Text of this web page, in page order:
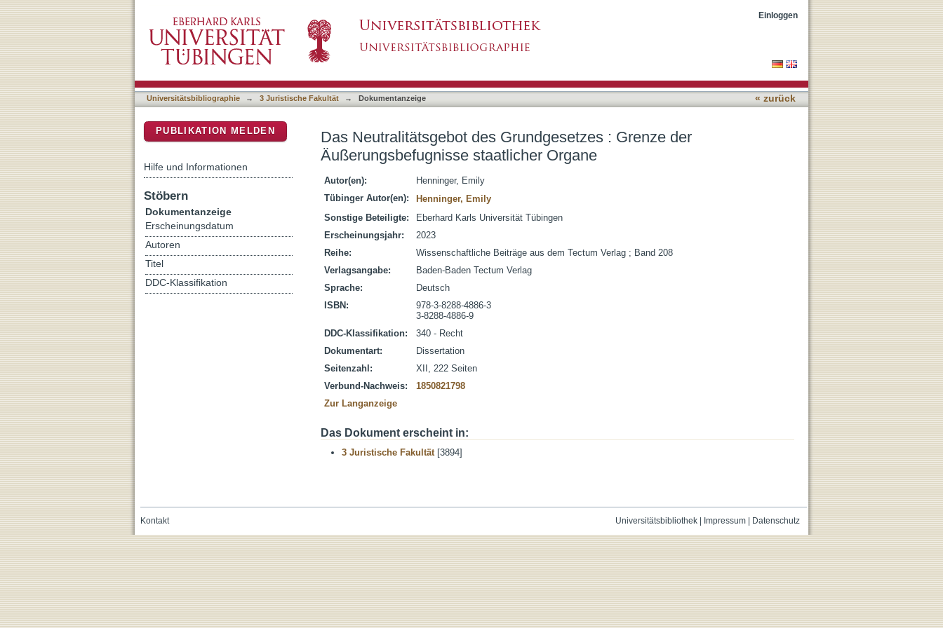
Das Neutralitätsgebot des Grundgesetzes : Grenze der Äußerungsbefugnisse staatlicher Organe
Einloggen
Universitätsbibliographie → 3 Juristische Fakultät → Dokumentanzeige « zurück
Das Neutralitätsgebot des Grundgesetzes : Grenze der
Äußerungsbefugnisse staatlicher Organe
Autor(en):
Henninger, Emily
Tübinger Autor(en):
Henninger, Emily
Sonstige Beteiligte:
Eberhard Karls Universität Tübingen
Erscheinungsjahr:
2023
Reihe:
Wissenschaftliche Beiträge aus dem Tectum Verlag ; Band 208
Verlagsangabe:
Baden-Baden Tectum Verlag
Sprache:
Deutsch
ISBN:
978-3-8288-4886-3
3-8288-4886-9
DDC-Klassifikation:
340 - Recht
Dokumentart:
Dissertation
Seitenzahl:
XII, 222 Seiten
Verbund-Nachweis:
1850821798
Zur Langanzeige
Das Dokument erscheint in:
3 Juristische Fakultät[3894]
PUBLIKATION MELDEN
Hilfe und Informationen
Stöbern
Dokumentanzeige
Erscheinungsdatum
Autoren
Titel
DDC-Klassifikation
Universitätsbibliothek| Impressum| Datenschutz
Kontakt